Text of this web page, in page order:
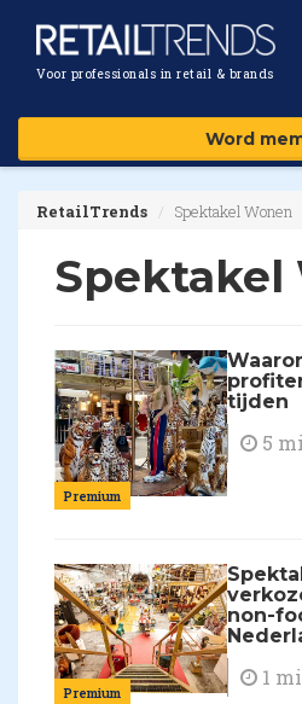
Voor professionals in retail & brands
Word
RetailTrends Spektakel Wonen
Spektakel
Premium
tijden
5
Premium
non-
1